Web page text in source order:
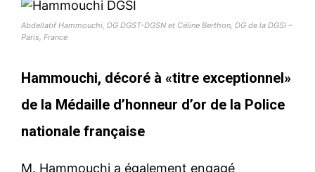
Abdellatif Hammouchi, DG DGST-DGSN et Céline Berthon, DG de la DGSI –
Paris, France
Hammouchi, décoré à «titre exceptionnel»
de la Médaille d’honneur d’or de la Police
nationale française
M. Hammouchi a également engagé